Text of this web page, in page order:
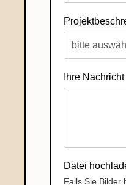
Ihre Nachricht
Datei
Falls Sie Bilder